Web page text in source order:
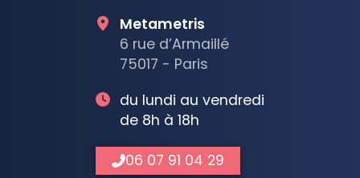
Metametris
6 rue d’Armaillé
75017 - Paris
du lundi au vendredi
de 8h à 18h
06 07 91 04 29